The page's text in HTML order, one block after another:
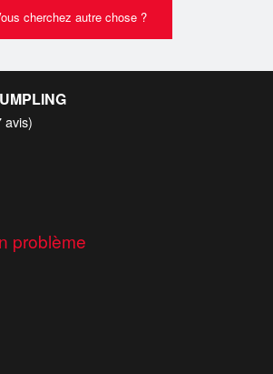
cherchez autre chose ?
avis)
problème